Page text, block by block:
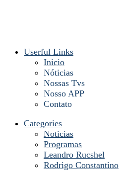
Userful Links
Inicio
Nóticias
Nossas Tvs
Nosso APP
Contato
Categories
Noticias
Programas
Leandro Rucshel
Rodrigo Constantino